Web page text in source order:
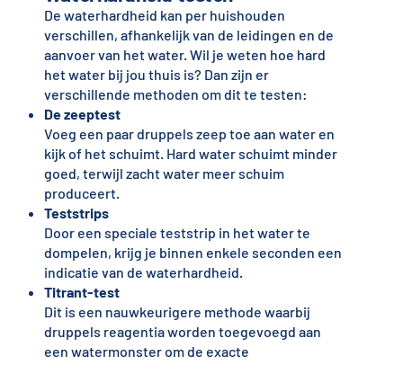
De waterhardheid kan per huishouden
verschillen, afhankelijk van de leidingen en de
aanvoer van het water. Wil je weten hoe hard
het water bij jou thuis is? Dan zijn er
verschillende methoden om dit te testen:
De zeeptest
Voeg een paar druppels zeep toe aan water en
kijk of het schuimt. Hard water schuimt minder
goed, terwijl zacht water meer schuim
produceert.
Teststrips
Door een speciale teststrip in het water te
dompelen, krijg je binnen enkele seconden een
indicatie van de waterhardheid.
Titrant-test
Dit is een nauwkeurigere methode waarbij
druppels reagentia worden toegevoegd aan
een watermonster om de exacte